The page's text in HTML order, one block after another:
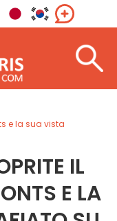
e la sua vista
IL
E LA